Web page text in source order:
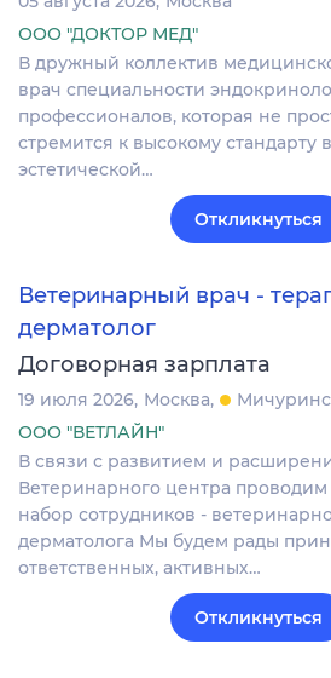
ООО "ДОКТОР МЕД"
В дружный коллектив
врач специальности
профессионалов, которая не
стремится к высокому стандарту
эстетической…
Откликнуться
Ветеринарный врач -
дерматолог
Договорная зарплата
19 июля 2026 Москва
ООО "ВЕТЛАЙН"
В связи с развитием и
Ветеринарного центра
набор сотрудников -
дерматолога Мы будем рады
ответственных, активных…
Откликнуться